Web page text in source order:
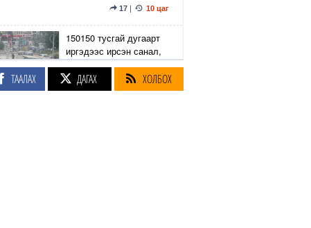
17| 10 цаг
150150 тусгай дугаарт
иргэдээс ирсэн санал,
гомдлыг нийслэлийн
эрх бүхий 23 албан
тушаалтан хэрхэн
ТААЛАХ ДАГАХ ХОЛБОХ